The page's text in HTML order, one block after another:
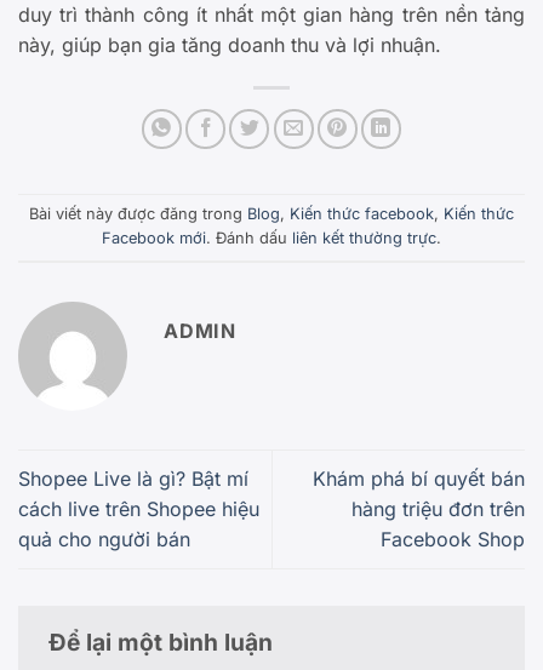
duy trì thành công ít nhất một gian hàng trên nền tảng
này, giúp bạn gia tăng doanh thu và lợi nhuận.
Bài viết này được đăng trong Blog, Kiến thức facebook, Kiến thức
Facebook mới. Đánh dấu liên kết thường trực.
ADMIN
Shopee Live là gì? Bật mí
cách live trên Shopee hiệu
quả cho người bán
Khám phá bí quyết bán
hàng triệu đơn trên
Facebook Shop
Để lại một bình luận